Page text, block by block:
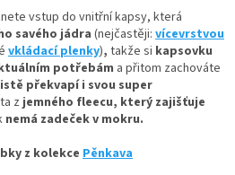
vstup do vnitřní kapsy, která
savého jádra(nejčastěji: vícevrstvou
vkládací plenky), takže si kapsovku
potřebám a přitom zachováte
překvapí i svou super
zjemného fleecu, který zajišťuje
nemá zadeček v mokru.
z kolekce Pěnkava